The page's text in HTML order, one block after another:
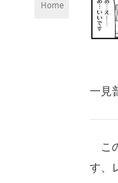
Home
一見
こ
す、